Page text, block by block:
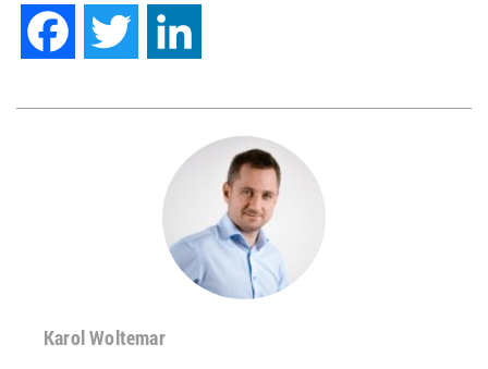
Facebook Twitter
Karol Woltemar